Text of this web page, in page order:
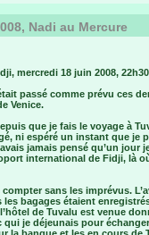
Nadi au Mercure
mercredi 18 juin 2008, 22h30
passé comme prévu ces
Venice.
que je fais le voyage à
ni espéré un instant que je
jamais pensé qu’un jour
international de Fidji, là
compter sans les imprévus.
bagages étaient
de Tuvalu est venue
qui je déjeunais pour